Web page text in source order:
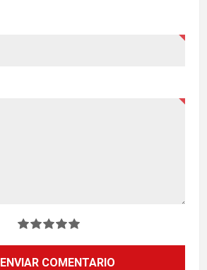
ENVIAR COMENTARIO